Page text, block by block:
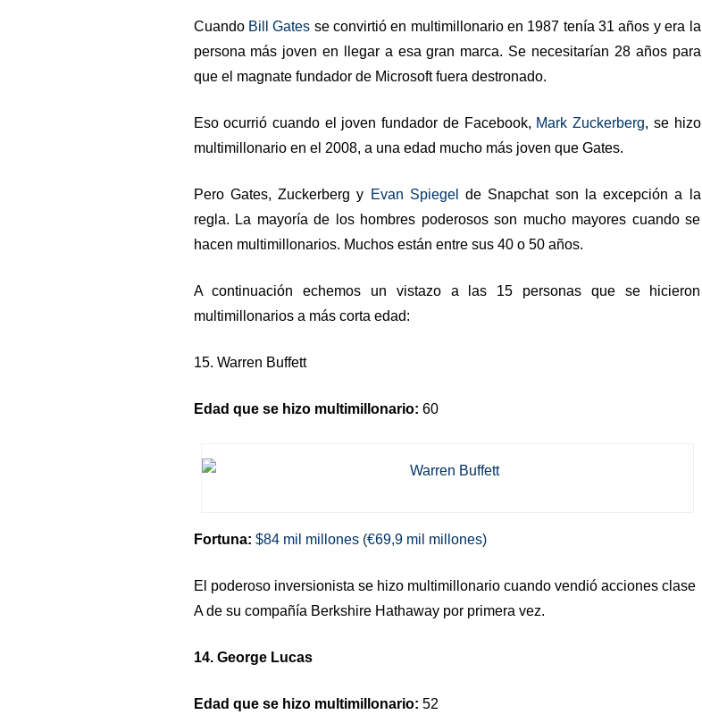
Cuando Bill Gates se convirtió en multimillonario en 1987 tenía 31 años y era la
persona más joven en llegar a esa gran marca. Se necesitarían 28 años para
que el magnate fundador de Microsoft fuera destronado.
Eso ocurrió cuando el joven fundador de Facebook, Mark Zuckerberg, se hizo
multimillonario en el 2008, a una edad mucho más joven que Gates.
Pero Gates, Zuckerberg y Evan Spiegel
de Snapchat son la excepción a la
regla. La mayoría de los hombres poderosos son mucho mayores cuando se
hacen multimillonarios. Muchos están entre sus 40 o 50 años.
A continuación echemos un vistazo a las 15 personas que se hicieron
multimillonarios a más corta edad:
15. Warren Buffett
Edad que se hizo multimillonario: 60
Fortuna: $84 mil millones (€69,9 mil millones)
El poderoso inversionista se hizo multimillonario cuando vendió acciones clase
A de su compañía Berkshire Hathaway por primera vez.
14. George Lucas
Edad que se hizo multimillonario: 52